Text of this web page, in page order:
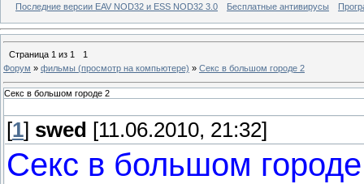
Последние версии EAV NOD32 и ESS NOD32 3.0
Бесплатные антивирусы
Страница 1 из 1
1
Форум » фильмы (просмотр на компьютере) » Секс в большом городе 2
Секс в большом городе 2
[1] swed [11.06.2010, 21:32]
Секс в большом